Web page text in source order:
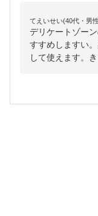
てえいせい(40代・男
デリケートゾー
すすめしますい
して使えます。